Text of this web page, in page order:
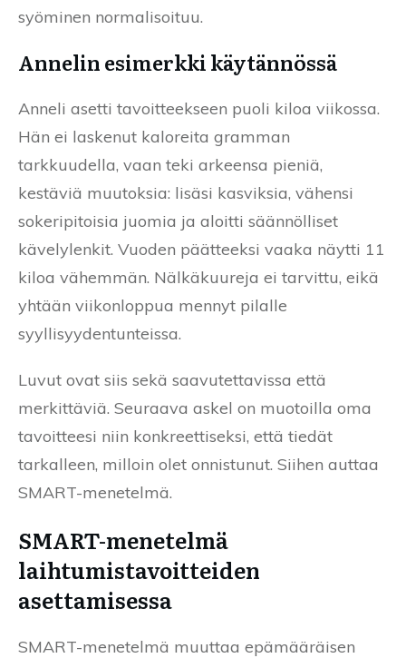
syöminen normalisoituu.
Annelin esimerkki käytännössä
Anneli asetti tavoitteekseen puoli kiloa viikossa.
Hän ei laskenut kaloreita gramman
tarkkuudella, vaan teki arkeensa pieniä,
kestäviä muutoksia: lisäsi kasviksia, vähensi
sokeripitoisia juomia ja aloitti säännölliset
kävelylenkit. Vuoden päätteeksi vaaka näytti 11
kiloa vähemmän. Nälkäkuureja ei tarvittu, eikä
yhtään viikonloppua mennyt pilalle
syyllisyydentunteissa.
Luvut ovat siis sekä saavutettavissa että
merkittäviä. Seuraava askel on muotoilla oma
tavoitteesi niin konkreettiseksi, että tiedät
tarkalleen, milloin olet onnistunut. Siihen auttaa
SMART-menetelmä.
SMART-menetelmä
laihtumistavoitteiden
asettamisessa
SMART-menetelmä muuttaa epämääräisen